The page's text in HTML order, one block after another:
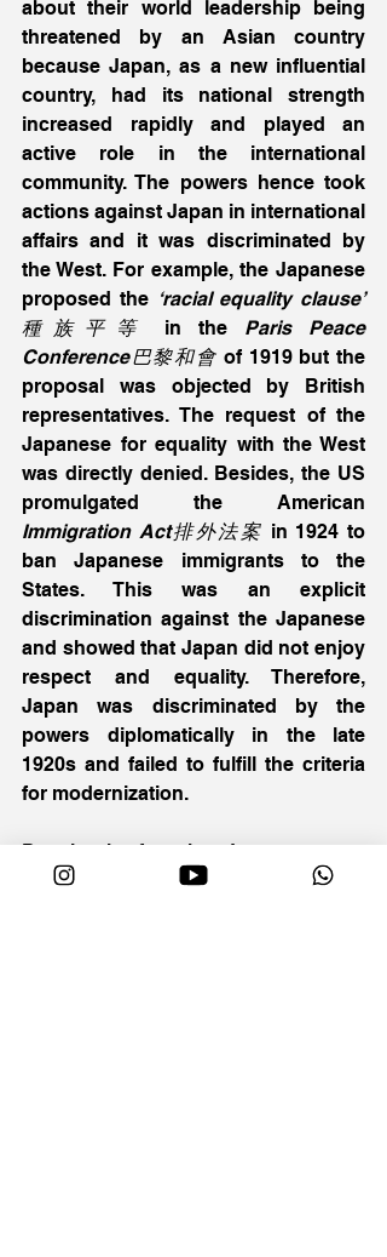
about their world leadership being
threatened by an Asian country
because Japan, as a new influential
country, had its national strength
increased rapidly and played an
active role in the international
community. The powers hence took
actions against Japan in international
affairs and it was discriminated by
the West. For example, the Japanese
proposed the ‘racial equality clause’
種族平等
in the Paris Peace
Conference巴黎和會 of 1919 but the
proposal was objected by British
representatives. The request of the
Japanese for equality with the West
was directly denied. Besides, the US
Immigration Act排外法案 in 1924 to
ban Japanese immigrants to the
States. This was an explicit
discrimination against the Japanese
and showed that Japan did not enjoy
respect and equality. Therefore,
Japan was discriminated by the
powers diplomatically in the late
1920s and failed to fulfill the criteria
for modernization.
Despite the fact that Japan was not
modernized in political, economic,